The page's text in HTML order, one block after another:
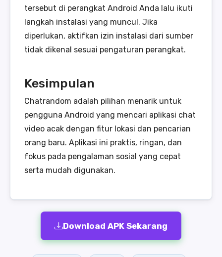
tersebut di perangkat Android Anda lalu ikuti
langkah instalasi yang muncul. Jika
diperlukan, aktifkan izin instalasi dari sumber
tidak dikenal sesuai pengaturan perangkat.
Kesimpulan
Chatrandom adalah pilihan menarik untuk
pengguna Android yang mencari aplikasi chat
video acak dengan fitur lokasi dan pencarian
orang baru. Aplikasi ini praktis, ringan, dan
fokus pada pengalaman sosial yang cepat
serta mudah digunakan.
Download APK Sekarang